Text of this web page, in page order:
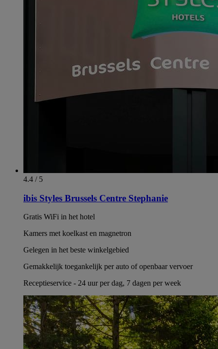
4.4 / 5
ibis Styles Brussels Centre Stephanie
Gratis WiFi in het hotel
Kamers met koelkast en magnetron
Gelegen in het beste winkelgebied
Gemakkelijk toegankelijk per auto of openbaar vervoer
Receptieservice - 24 uur per dag, 7 dagen per week